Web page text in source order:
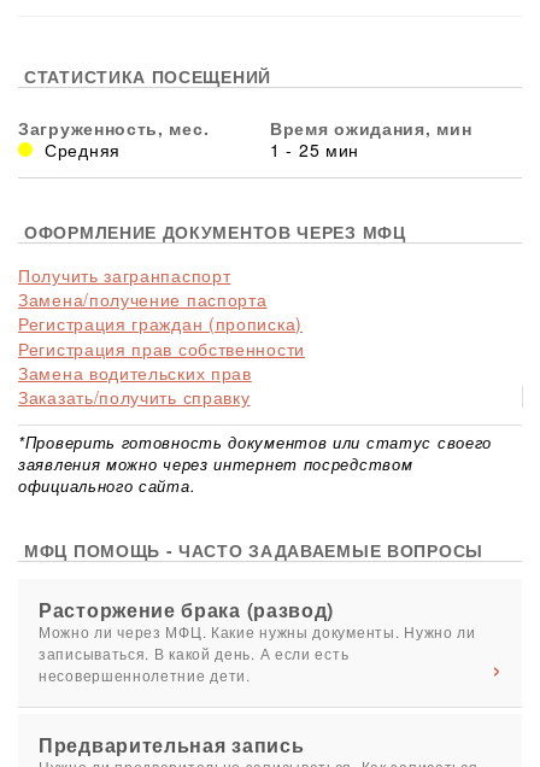
СТАТИСТИКА ПОСЕЩЕНИЙ
Загруженность, мес.
Средняя
Время ожидания, мин
1 - 25 мин
ОФОРМЛЕНИЕ ДОКУМЕНТОВ ЧЕРЕЗ МФЦ
Получить загранпаспорт
Замена/получение паспорта
Регистрация граждан (прописка)
Регистрация прав собственности
Замена водительских прав
Заказать/получить справку
*Проверить готовность документов или статус своего
заявления можно через интернет посредством
официального сайта.
МФЦ ПОМОЩЬ - ЧАСТО ЗАДАВАЕМЫЕ ВОПРОСЫ
Расторжение брака (развод)
Можно ли через МФЦ. Какие нужны документы. Нужно ли
записываться. В какой день. А если есть
несовершеннолетние дети.
Предварительная запись